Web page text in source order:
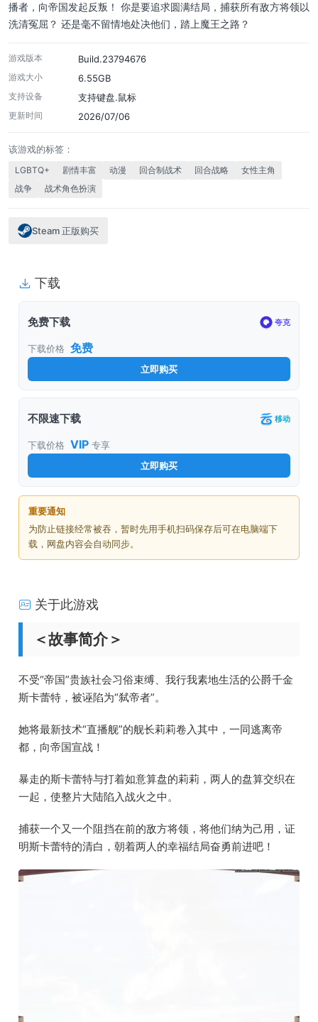
播者，向帝国发起反叛！ 你是要追求圆满结局，捕获所有敌方将领以
洗清冤屈？ 还是毫不留情地处决他们，踏上魔王之路？
游戏版本 Build.23794676
游戏大小 6.55GB
支持设备 支持键盘.鼠标
更新时间 2026/07/06
该游戏的标签：
LGBTQ+ 剧情丰富 动漫 回合制战术 回合战略
女性主角
战争
战术角色扮演
Steam 正版购买
下载
免费下载 夸克
下载价格 免费
立即购买
不限速下载 移动
下载价格 VIP 专享
立即购买
重要通知
为防止链接经常被吞，暂时先用手机扫码保存后可在电脑端下
载，网盘内容会自动同步。
关于此游戏
＜故事简介＞
不受“帝国”贵族社会习俗束缚、我行我素地生活的公爵千金
斯卡蕾特，被诬陷为“弑帝者”。
她将最新技术“直播舰”的舰长莉莉卷入其中，一同逃离帝
都，向帝国宣战！
暴走的斯卡蕾特与打着如意算盘的莉莉，两人的盘算交织在
一起，使整片大陆陷入战火之中。
捕获一个又一个阻挡在前的敌方将领，将他们纳为己用，证
明斯卡蕾特的清白，朝着两人的幸福结局奋勇前进吧！